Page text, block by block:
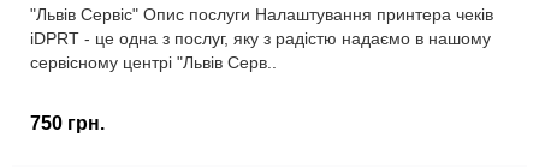
"Львів Сервіс" Опис послуги Налаштування принтера чеків
iDPRT - це одна з послуг, яку з радістю надаємо в нашому
сервісному центрі "Львів Серв..
750 грн.